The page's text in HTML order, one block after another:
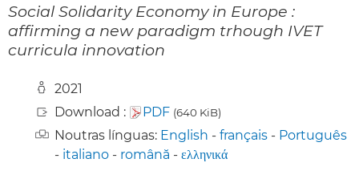
Social Solidarity Economy in Europe :
affirming a new paradigm trhough IVET
curricula innovation
2021
Download :
PDF (640 KiB)
Noutras línguas: English - français - Português
- italiano - română - ελληνικά